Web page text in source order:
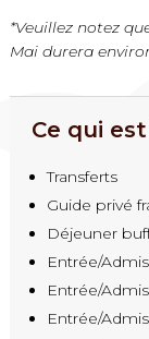
*Veuillez notez
Mai durera
Ce qui
Transferts
Guide privé
Déjeuner
Entrée/
Entrée/
Entrée/